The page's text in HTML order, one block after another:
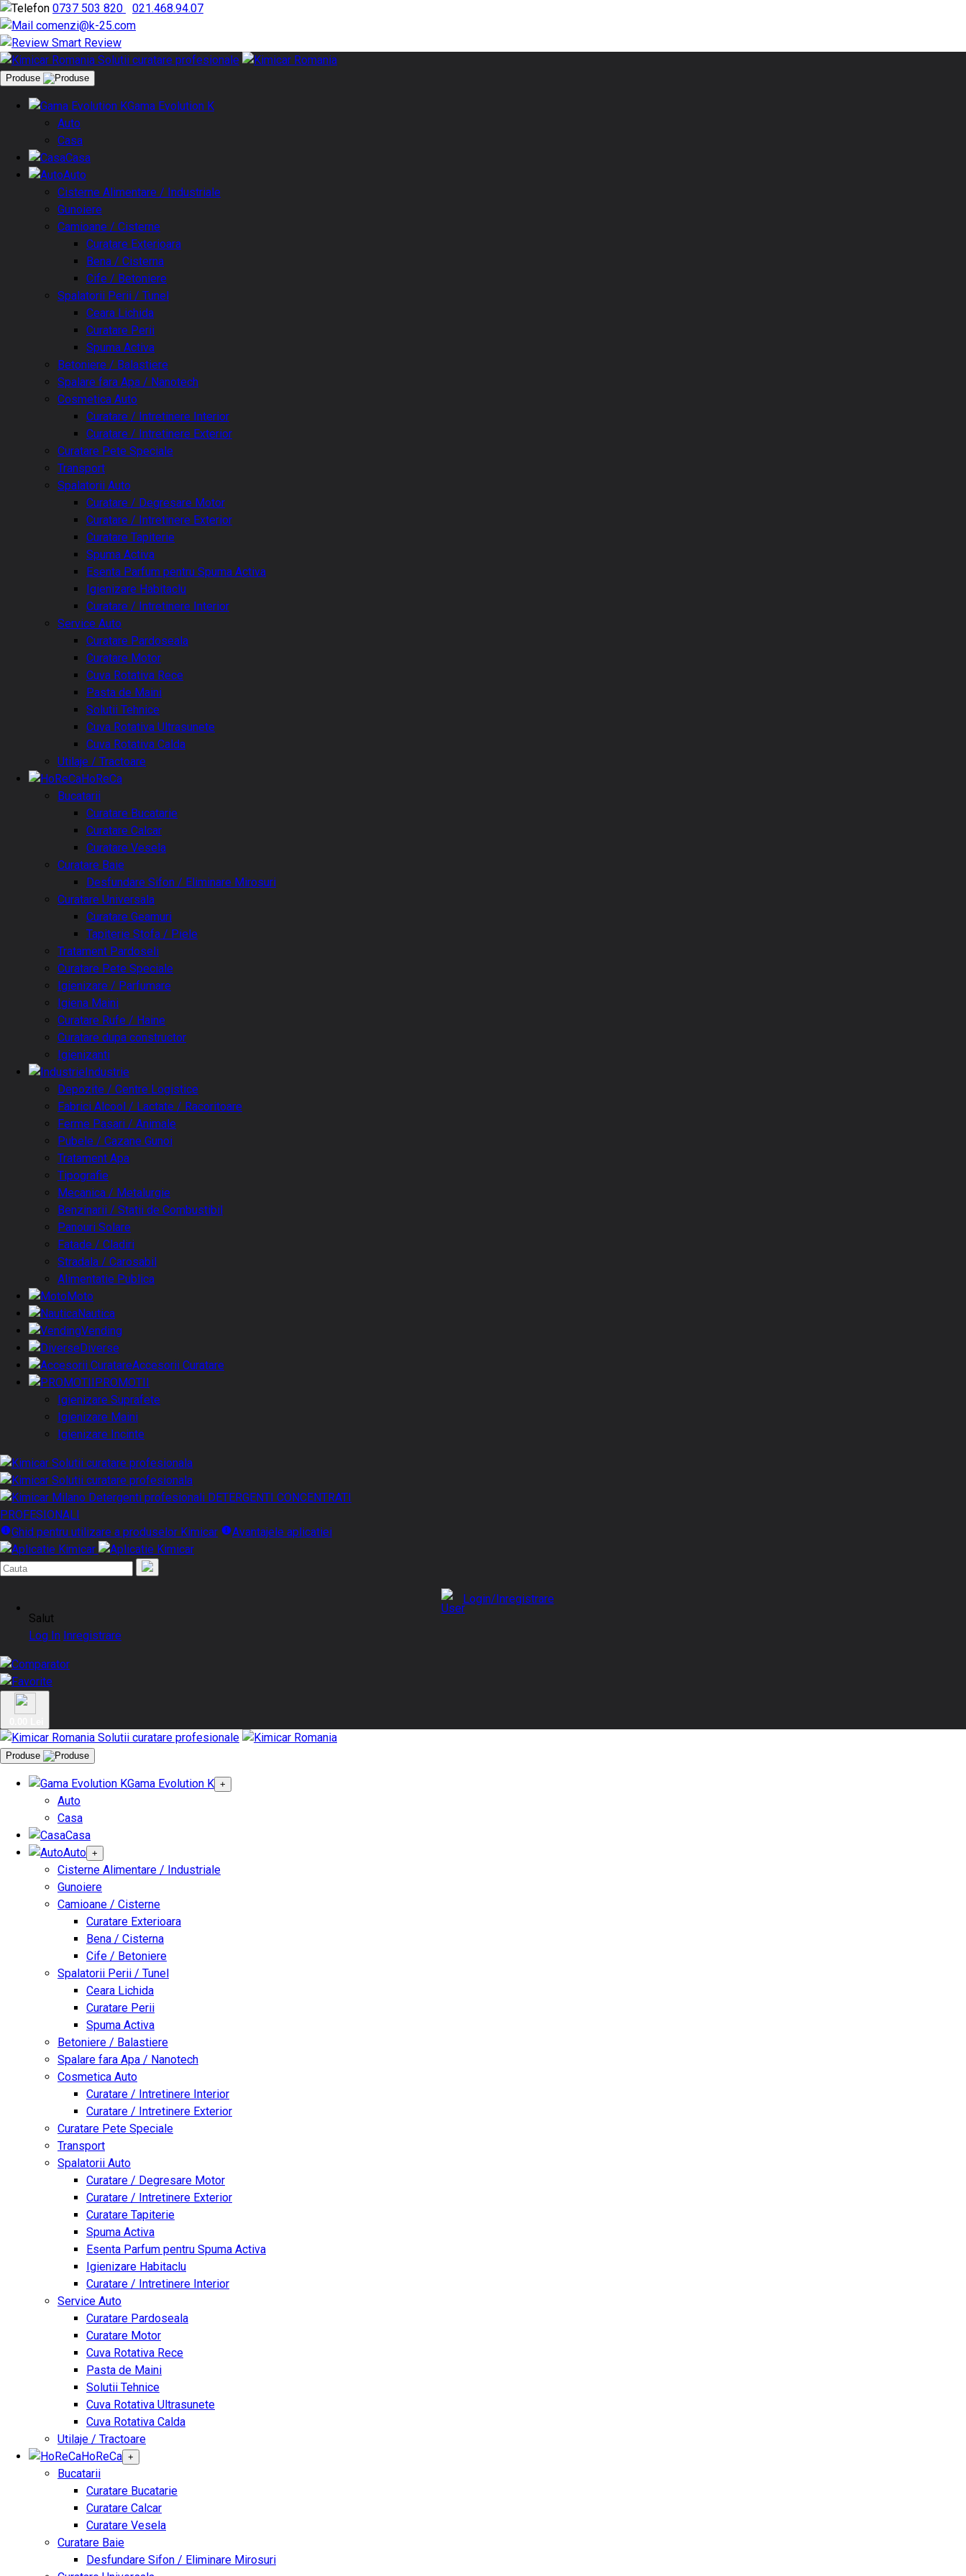
0737 503 820
021.468.94.07
comenzi@k-25.com
Smart Review
Produse
Gama Evolution K
Auto
Casa
Casa
Auto
Cisterne Alimentare / Industriale
Gunoiere
Camioane / Cisterne
Curatare Exterioara
Bena / Cisterna
Cife / Betoniere
Spalatorii Perii / Tunel
Ceara Lichida
Curatare Perii
Spuma Activa
Betoniere / Balastiere
Spalare fara Apa / Nanotech
Cosmetica Auto
Curatare / Intretinere Interior
Curatare / Intretinere Exterior
Curatare Pete Speciale
Transport
Spalatorii Auto
Curatare / Degresare Motor
Curatare / Intretinere Exterior
Curatare Tapiterie
Spuma Activa
Esenta Parfum pentru Spuma Activa
Igienizare Habitaclu
Curatare / Intretinere Interior
Service Auto
Curatare Pardoseala
Curatare Motor
Cuva Rotativa Rece
Pasta de Maini
Solutii Tehnice
Cuva Rotativa Ultrasunete
Cuva Rotativa Calda
Utilaje / Tractoare
HoReCa
Bucatarii
Curatare Bucatarie
Curatare Calcar
Curatare Vesela
Curatare Baie
Desfundare Sifon / Eliminare Mirosuri
Curatare Universala
Curatare Geamuri
Tapiterie Stofa / Piele
Tratament Pardoseli
Curatare Pete Speciale
Igienizare / Parfumare
Igiena Maini
Curatare Rufe / Haine
Curatare dupa constructor
Igienizanti
Industrie
Depozite / Centre Logistice
Fabrici Alcool / Lactate / Racoritoare
Ferme Pasari / Animale
Pubele / Cazane Gunoi
Tratament Apa
Tipografie
Mecanica / Metalurgie
Benzinarii / Statii de Combustibil
Panouri Solare
Fatade / Cladiri
Stradala / Carosabil
Alimentatie Publica
Moto
Nautica
Vending
Diverse
Accesorii Curatare
PROMOTII
Igienizare Suprafete
Igienizare Maini
Igienizare Incinte
DETERGENTI CONCENTRATI
PROFESIONALI
Ghid pentru utilizare a produselor Kimicar
Avantajele aplicatiei
Login/Inregistrare
Salut
Log In Inregistrare
Produse
Gama Evolution K +
Auto
Casa
Casa
Auto +
Cisterne Alimentare / Industriale
Gunoiere
Camioane / Cisterne
Curatare Exterioara
Bena / Cisterna
Cife / Betoniere
Spalatorii Perii / Tunel
Ceara Lichida
Curatare Perii
Spuma Activa
Betoniere / Balastiere
Spalare fara Apa / Nanotech
Cosmetica Auto
Curatare / Intretinere Interior
Curatare / Intretinere Exterior
Curatare Pete Speciale
Transport
Spalatorii Auto
Curatare / Degresare Motor
Curatare / Intretinere Exterior
Curatare Tapiterie
Spuma Activa
Esenta Parfum pentru Spuma Activa
Igienizare Habitaclu
Curatare / Intretinere Interior
Service Auto
Curatare Pardoseala
Curatare Motor
Cuva Rotativa Rece
Pasta de Maini
Solutii Tehnice
Cuva Rotativa Ultrasunete
Cuva Rotativa Calda
Utilaje / Tractoare
HoReCa +
Bucatarii
Curatare Bucatarie
Curatare Calcar
Curatare Vesela
Curatare Baie
Desfundare Sifon / Eliminare Mirosuri